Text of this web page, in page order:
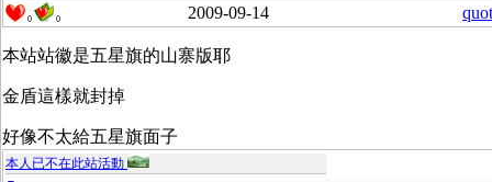
0 0 2009-09-14
本站站徽是五星旗的山寨版耶
金盾這樣就封掉
好像不太給五星旗面子
本人已不在此站活動